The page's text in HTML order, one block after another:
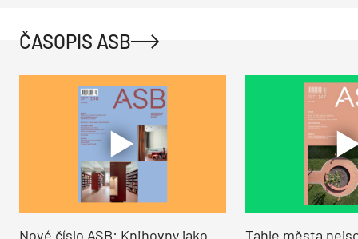
ČASOPIS ASB
Nové číslo ASB: Knihovny jako
Tahle města